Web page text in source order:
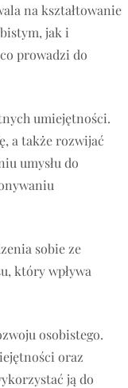
na kształtowanie
jak i
prowadzi do
umiejętności.
a także rozwijać
umysłu do
sobie ze
który wpływa
osobistego.
oraz
ją do